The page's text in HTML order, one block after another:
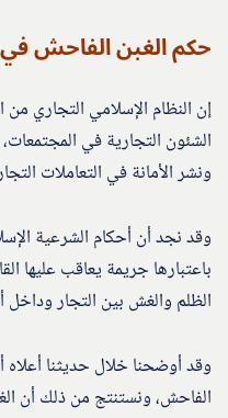
حكم الغبن الفاحش في
إن النظام الإسلامي التجاري من
الشئون التجارية في
ونشر الأمانة في التعاملات
وقد نجد أن أحكام الشرعية
باعتبارها جريمة يعاقب عليها
الظلم والغش بين التجار وداخل
وقد أوضحنا خلال حديثنا أعلاه
الفاحش، ونستنتج من ذلك أن